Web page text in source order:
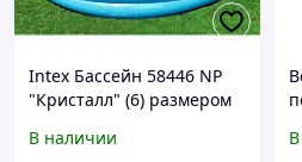
Intex Бассейн 58446 NP
"Кристалл" (6) размером
вес: 2,1кг, от 3 лет
В наличии